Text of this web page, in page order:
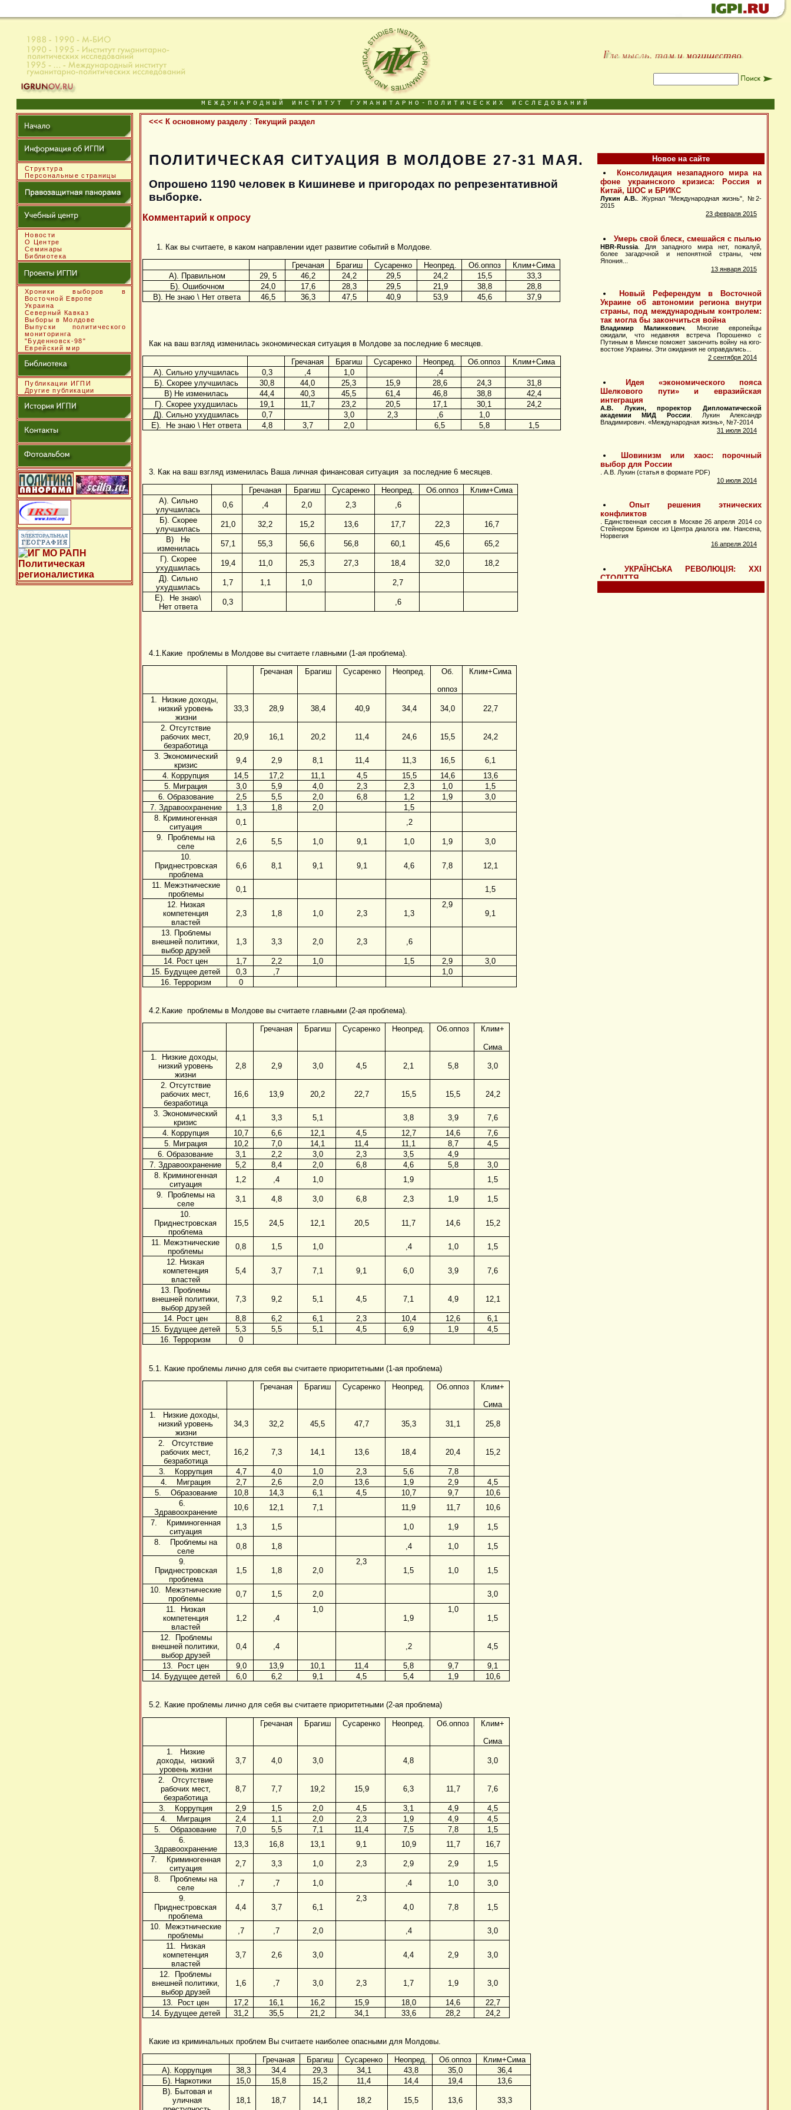
МЕЖДУНАРОДНЫЙ ИНСТИТУТ ГУМАНИТАРНО-ПОЛИТИЧЕСКИХ ИССЛЕДОВАНИЙ
Структура
Персональные страницы
Новости
О Центре
Семинары
Библиотека
Хроники выборов в
Восточной Европе
Украина
Северный Кавказ
Выборы в Молдове
Выпуски политического
мониторинга
"Буденновск-98"
Еврейский мир
Публикации ИГПИ
Другие публикации
<<< К основному разделу : Текущий раздел
Новое на сайте
ПОЛИТИЧЕСКАЯ СИТУАЦИЯ В МОЛДОВЕ 27-31 МАЯ.
Опрошено 1190 человек в Кишиневе и пригородах по репрезентативной
выборке.
Комментарий к опросу
1. Как вы считаете, в каком направлении идет развитие событий в Молдове.
Гречаная Брагиш Сусаренко Неопред. Об.оппоз
Клим+Сима
А). Правильном
29, 5 46,2 24,2 29,5 24,2 15,5
33,3
Б). Ошибочном
24,0 17,6 28,3 29,5 21,9 38,8
28,8
В). Не знаю \ Нет ответа
46,5 36,3 47,5 40,9 53,9 45,6 37,9
Как на ваш взгляд изменилась экономическая ситуация в Молдове за последние 6 месяцев.
Гречаная Брагиш Сусаренко Неопред. Об.оппоз
Клим+Сима
А). Сильно улучшилась
0,3 ,4 1,0
,4
Б). Скорее улучшилась
30,8 44,0 25,3 15,9 28,6 24,3
31,8
В) Не изменилась
44,4 40,3 45,5 61,4 46,8 38,8
42,4
Г). Скорее ухудшилась
19,1 11,7 23,2 20,5 17,1 30,1
24,2
Д). Сильно ухудшилась
0,7 3,0 2,3 ,6
1,0
Е). Не знаю \ Нет ответа
4,8 3,7 2,0 6,5 5,8 1,5
3. Как на ваш взгляд изменилась Ваша личная финансовая ситуация за последние 6 месяцев.
Гречаная Брагиш Сусаренко Неопред. Об.оппоз
Клим+Сима
А). Сильно
улучшилась
0,6 ,4 2,0 2,3
,6
Б). Скорее
улучшилась
21,0 32,2 15,2 13,6 17,7 22,3
16,7
В) Не
изменилась
57,1 55,3 56,6 56,8 60,1 45,6
65,2
Г). Скорее
ухудшилась
19,4 11,0 25,3 27,3 18,4 32,0
18,2
Д). Сильно
ухудшилась
1,7 1,1 1,0
2,7
Е). Не знаю\
Нет ответа
0,3 ,6
4.1.Какие проблемы в Молдове вы считаете главными (1-ая проблема).
Гречаная Брагиш Сусаренко Неопред. Об.
оппоз
Клим+Сима
1. Низкие доходы,
низкий уровень
жизни
33,3 28,9 38,4 40,9 34,4 34,0 22,7
2. Отсутствие
рабочих мест,
безработица
20,9 16,1 20,2 11,4 24,6 15,5 24,2
3. Экономический
кризис
9,4 2,9 8,1 11,4 11,3 16,5
6,1
4. Коррупция
14,5 17,2 11,1 4,5 15,5 14,6
13,6
5. Миграция
3,0 5,9 4,0 2,3 2,3 1,0
1,5
6. Образование
2,5 5,5 2,0 6,8 1,2 1,9
3,0
7. Здравоохранение
1,3 1,8 2,0
1,5
8. Криминогенная
ситуация
0,1
,2
9. Проблемы на
селе
2,6 5,5 1,0 9,1 1,0 1,9
3,0
10.
Приднестровская
проблема
6,6 8,1 9,1 9,1 4,6 7,8 12,1
11. Межэтнические
проблемы
0,1
1,5
12. Низкая
компетенция
властей
2,3 1,8 1,0 2,3 1,3
2,9
9,1
13. Проблемы
внешней политики,
выбор друзей
1,3 3,3 2,0 2,3 ,6
14. Рост цен 1,7 2,2 1,0 1,5 2,9
3,0
15. Будущее детей
0,3 ,7
1,0
16. Терроризм
0
4.2.Какие проблемы в Молдове вы считаете главными (2-ая проблема).
Гречаная Брагиш Сусаренко Неопред. Об.оппоз Клим+
Сима
1. Низкие доходы,
низкий уровень
жизни
2,8 2,9 3,0 4,5 2,1 5,8 3,0
2. Отсутствие
рабочих мест,
безработица
16,6 13,9 20,2 22,7 15,5 15,5 24,2
3. Экономический
кризис
4,1 3,3 5,1 3,8 3,9
7,6
4. Коррупция
10,7 6,6 12,1 4,5 12,7 14,6
7,6
5. Миграция
10,2 7,0 14,1 11,4 11,1 8,7
4,5
6. Образование
3,1 2,2 3,0 2,3 3,5
4,9
7. Здравоохранение
5,2 8,4 2,0 6,8 4,6 5,8
3,0
8. Криминогенная
ситуация
1,2 ,4 1,0 1,9
1,5
9. Проблемы на
селе
3,1 4,8 3,0 6,8 2,3 1,9
1,5
10.
Приднестровская
проблема
15,5 24,5 12,1 20,5 11,7 14,6 15,2
11. Межэтнические
проблемы
0,8 1,5 1,0 ,4 1,0
1,5
12. Низкая
компетенция
властей
5,4 3,7 7,1 9,1 6,0 3,9 7,6
13. Проблемы
внешней политики,
выбор друзей
7,3 9,2 5,1 4,5 7,1 4,9 12,1
14. Рост цен 8,8 6,2 6,1 2,3 10,4 12,6
6,1
15. Будущее детей
5,3 5,5 5,1 4,5 6,9 1,9
4,5
16. Терроризм
0
5.1. Какие проблемы лично для себя вы считаете приоритетными (1-ая проблема)
Гречаная Брагиш Сусаренко Неопред. Об.оппоз Клим+
Сима
1. Низкие доходы,
низкий уровень
жизни
34,3 32,2 45,5 47,7 35,3 31,1 25,8
2. Отсутствие
рабочих мест,
безработица
16,2 7,3 14,1 13,6 18,4 20,4 15,2
3. Коррупция 4,7 4,0 1,0 2,3 5,6
7,8
4. Миграция
2,7 2,6 2,0 13,6 1,9 2,9
4,5
5. Образование
10,8 14,3 6,1 4,5 10,7 9,7
10,6
6.
Здравоохранение
10,6 12,1 7,1 11,9 11,7
10,6
7. Криминогенная
ситуация
1,3 1,5 1,0 1,9
1,5
8. Проблемы на
селе
0,8 1,8 ,4 1,0
1,5
9.
Приднестровская
проблема
1,5 1,8 2,0
2,3
1,5
1,0 1,5
10. Межэтнические
проблемы
0,7 1,5 2,0
3,0
11. Низкая
компетенция
властей
1,2 ,4
1,0
1,9
1,0
1,5
12. Проблемы
внешней политики,
выбор друзей
0,4 ,4 ,2 4,5
13. Рост цен 9,0 13,9 10,1 11,4 5,8 9,7
9,1
14. Будущее детей
6,0 6,2 9,1 4,5 5,4 1,9 10,6
5.2. Какие проблемы лично для себя вы считаете приоритетными (2-ая проблема)
Гречаная Брагиш Сусаренко Неопред. Об.оппоз Клим+
Сима
1. Низкие
доходы, низкий
уровень жизни
3,7 4,0 3,0 4,8 3,0
2. Отсутствие
рабочих мест,
безработица
8,7 7,7 19,2 15,9 6,3 11,7 7,6
3. Коррупция 2,9 1,5 2,0 4,5 3,1 4,9
4,5
4. Миграция
2,4 1,1 2,0 2,3 1,9 4,9
4,5
5. Образование
7,0 5,5 7,1 11,4 7,5 7,8
1,5
6.
Здравоохранение
13,3 16,8 13,1 9,1 10,9 11,7
16,7
7. Криминогенная
ситуация
2,7 3,3 1,0 2,3 2,9 2,9
1,5
8. Проблемы на
селе
,7 ,7 1,0 ,4 1,0
3,0
9.
Приднестровская
проблема
4,4 3,7 6,1
2,3
4,0
7,8 1,5
10. Межэтнические
проблемы
,7 ,7 2,0 ,4
3,0
11. Низкая
компетенция
властей
3,7 2,6 3,0 4,4 2,9 3,0
12. Проблемы
внешней политики,
выбор друзей
1,6 ,7 3,0 2,3 1,7 1,9 3,0
13. Рост цен 17,2 16,1 16,2 15,9 18,0 14,6
22,7
14. Будущее детей
31,2 35,5 21,2 34,1 33,6 28,2 24,2
Какие из криминальных проблем Вы считаете наиболее опасными для Молдовы.
Гречаная Брагиш Сусаренко Неопред. Об.оппоз
Клим+Сима
А). Коррупция
38,3 34,4 29,3 34,1 43,8 35,0
36,4
Б). Наркотики
15,0 15,8 15,2 11,4 14,4 19,4
13,6
В). Бытовая и
уличная
18,1 18,7 14,1 18,2 15,5 13,6 33,3